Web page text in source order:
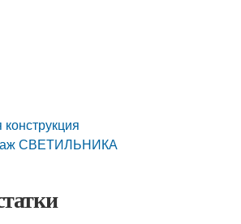
СВЕТИЛЬНИКА